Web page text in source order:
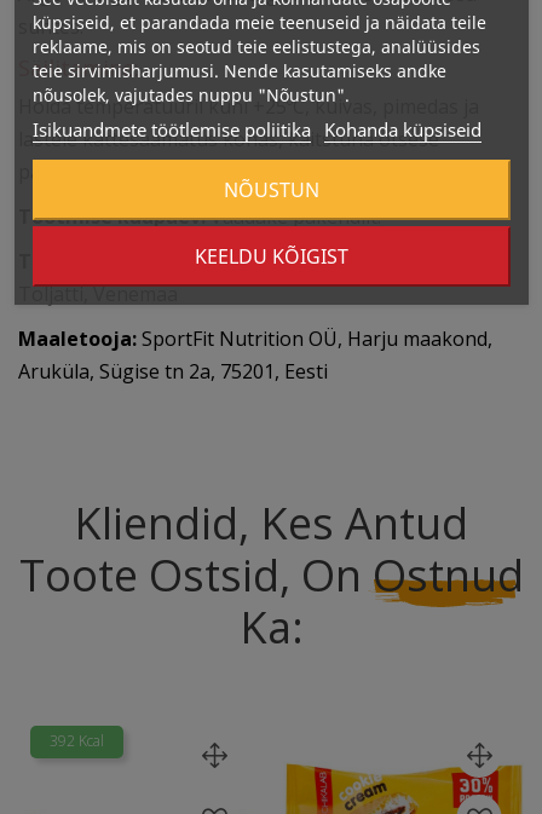
suhtes.
Säilitamine:
Hoida temperatuuril kuni +25ºC, kuivas, pimedas ja
lastele kättesaamatus kohas, kaitstuna otsese
Tootmise kuupäev:Vaadake pakendilt.
“FITNES FOOD”, Tupikovõi proezd 26, 445007
Toljatti, Venemaa
Maaletooja:SportFit Nutrition OÜ, Harju maakond,
Aruküla, Sügise tn 2a, 75201, Eesti
Kliendid, Kes Antud
Toote Ostsid, OnOstnud
Ka:
392 Kcal
küpsiseid, et parandada meie teenuseid ja näidata teile
reklaame, mis on seotud teie eelistustega, analüüsides
teie sirvimisharjumusi. Nende kasutamiseks andke
nõusolek, vajutades nuppu "Nõustun".
Isikuandmete töötlemise poliitika Kohanda küpsiseid
KEELDU KÕIGIST
NÕUSTUN